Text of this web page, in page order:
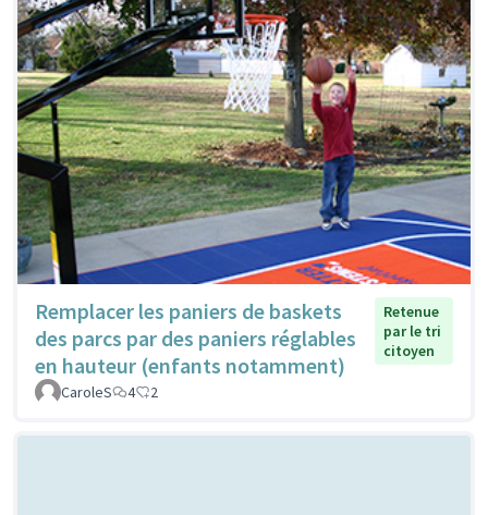
Remplacer les paniers de baskets
des parcs par des paniers réglables
en hauteur (enfants notamment)
Retenue
par le tri
citoyen
CaroleS 4 2